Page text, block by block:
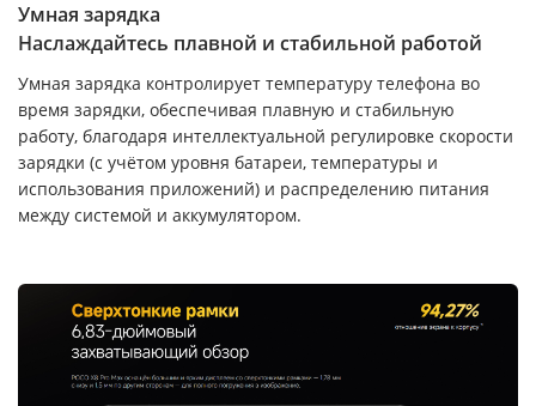
Умная зарядка
Наслаждайтесь плавной и стабильной работой
Умная зарядка контролирует температуру телефона во
время зарядки, обеспечивая плавную и стабильную
работу, благодаря интеллектуальной регулировке скорости
зарядки (с учётом уровня батареи, температуры и
использования приложений) и распределению питания
между системой и аккумулятором.